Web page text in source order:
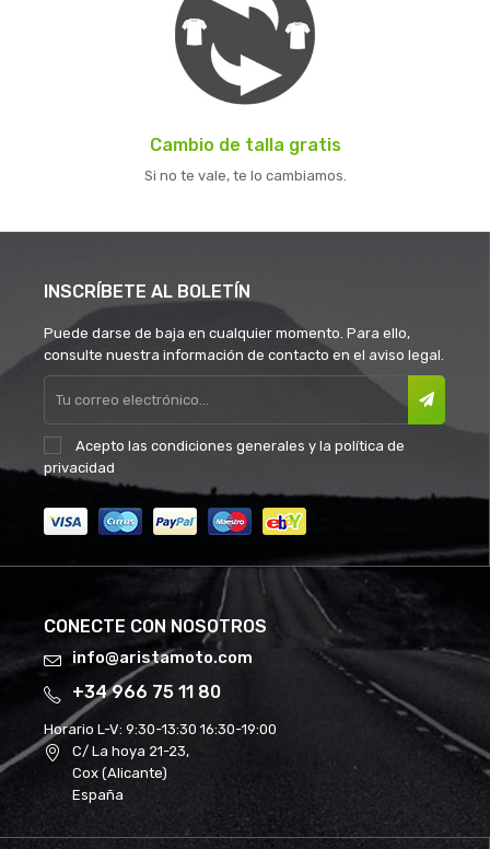
Cambio de talla gratis
Si no te vale, te lo cambiamos.
INSCRÍBETE AL BOLETÍN
Puede darse de baja en cualquier momento. Para ello,
consulte nuestra información de contacto en el aviso legal.
Acepto las condiciones generales y la política de
privacidad
CONECTE CON NOSOTROS
info@aristamoto.com
+34 966 75 11 80
Horario L-V: 9:30-13:30 16:30-19:00
C/ La hoya 21-23,
Cox (Alicante)
España